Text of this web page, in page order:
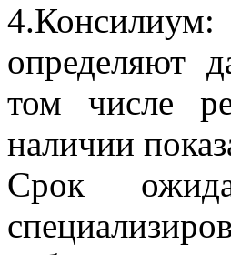
определяют
том числе
наличии
Срок